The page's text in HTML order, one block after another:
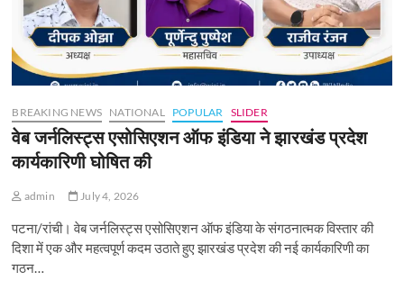
BREAKING NEWS NATIONAL POPULAR SLIDER
वेब जर्नलिस्ट्स एसोसिएशन ऑफ इंडिया ने झारखंड प्रदेश
कार्यकारिणी घोषित की
admin July 4, 2026
पटना/रांची। वेब जर्नलिस्ट्स एसोसिएशन ऑफ इंडिया के संगठनात्मक विस्तार की
दिशा में एक और महत्वपूर्ण कदम उठाते हुए झारखंड प्रदेश की नई कार्यकारिणी का
गठन…